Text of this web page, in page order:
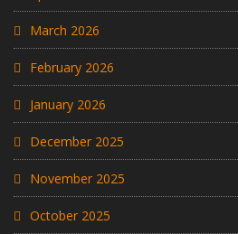
March 2026
February 2026
January 2026
December 2025
November 2025
October 2025